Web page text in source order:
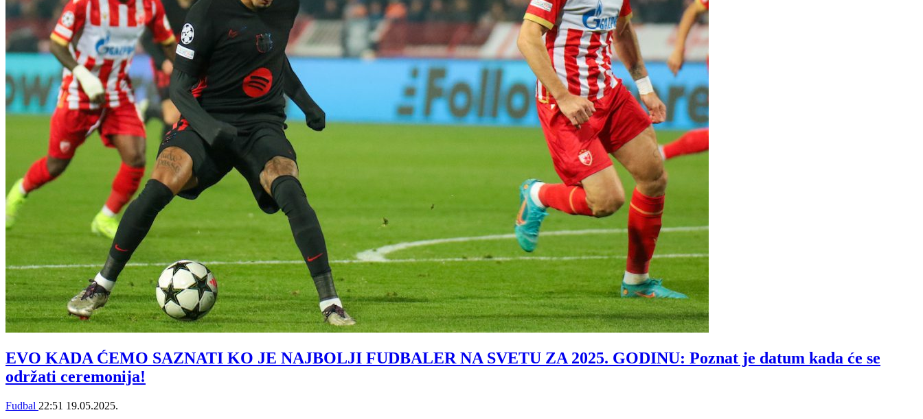
EVO KADA ĆEMO SAZNATI KO JE NAJBOLJI FUDBALER NA SVETU ZA 2025. GODINU: Poznat je datum kada će se
održati ceremonija!
Fudbal 22:51 19.05.2025.